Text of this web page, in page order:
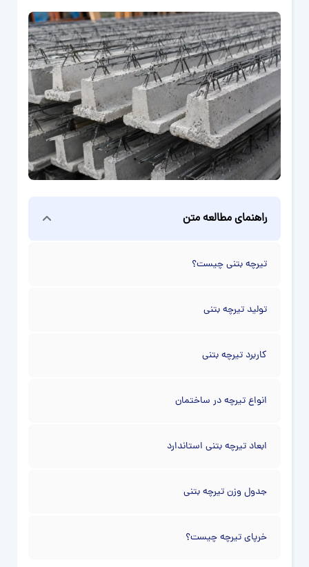
راهنمای مطالعه متن
تیرچه بتنی چیست؟
تولید تیرچه بتنی
کاربرد تیرچه بتنی
انواع تیرچه در ساختمان
ابعاد تیرچه بتنی استاندارد
جدول وزن تیرچه بتنی
خرپای تیرچه چیست؟